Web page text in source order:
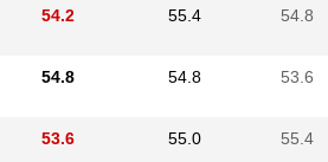
54.2 55.4 54.8
54.8 54.8 53.6
53.6 55.0 55.4